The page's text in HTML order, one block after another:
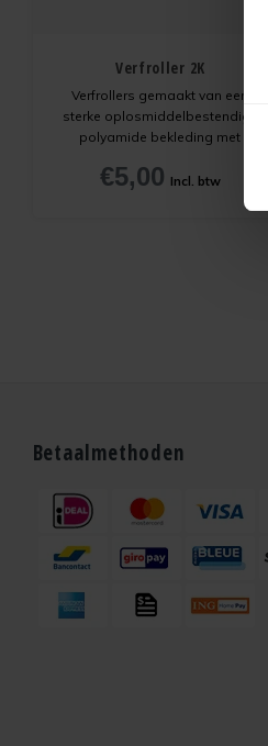
Verfroller 2K
Verfrollers gemaakt van een
sterke oplosmiddelbestendige
polyamide bekleding met
Goede verfopname en
€5,00 Incl. btw
Betaalmethoden